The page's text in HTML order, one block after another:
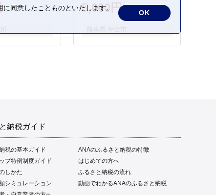
5,000円
納税ガイド
税の基本ガイド
ANAのふるさと納税の特徴
プ特例制度ガイド
はじめての方へ
しかた
ふるさと納税の流れ
シミュレーション
動画でわかるANAのふるさと納税
同意したことものといたします。
OK